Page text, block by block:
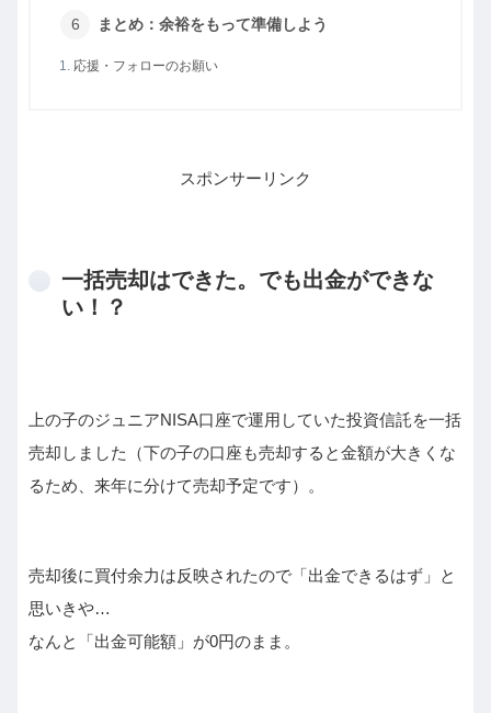
まとめ：余裕をもって準備しよう
応援・フォローのお願い
スポンサーリンク
一括売却はできた。でも出金ができな
い！？
上の子のジュニアNISA口座で運用していた投資信託を一括
売却しました（下の子の口座も売却すると金額が大きくな
るため、来年に分けて売却予定です）。
売却後に買付余力は反映されたので「出金できるはず」と
思いきや…
なんと「出金可能額」が0円のまま。